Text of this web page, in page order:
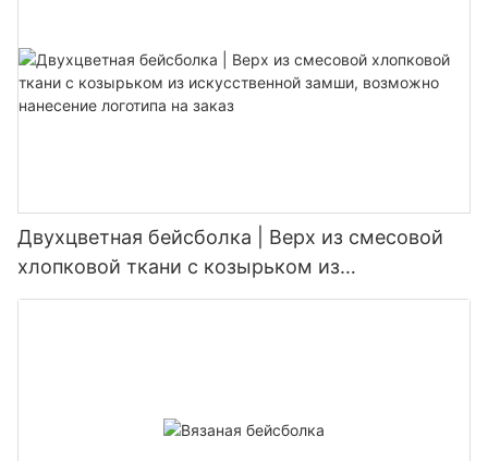
Двухцветная бейсболка | Верх из смесовой
хлопковой ткани с козырьком из
искусственной замши, возможно нанесение